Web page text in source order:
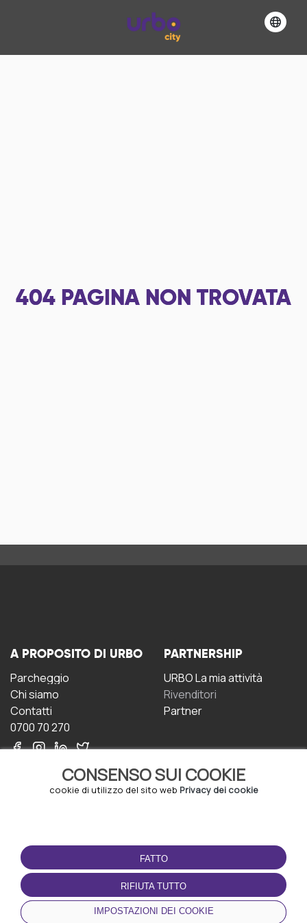
404 PAGINA NON TROVATA
CONSENSO SUI COOKIE
cookie di utilizzo del sito web Privacy dei cookie
FATTO
RIFIUTA TUTTO
IMPOSTAZIONI DEI COOKIE
A PROPOSITO DI URBO
Parcheggio
Chi siamo
Contatti
0700 70 270
PARTNERSHIP
URBO La mia attività
Rivenditori
Partner
CONDIZIONI D'USO
Termini e Condizioni
Politica sulla riservatezza
Gestione dei Cookie
SCARICA L'APP